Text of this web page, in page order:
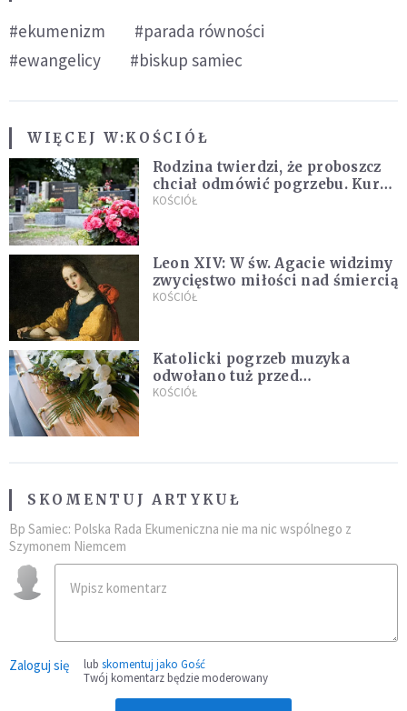
#ekumenizm
#parada równości
#ewangelicy
#biskup samiec
WIĘCEJ W:KOŚCIÓŁ
Rodzina twierdzi, że proboszcz
chciał odmówić pogrzebu. Kuria
zapowiada wyjaśnienia
KOŚCIÓŁ
Leon XIV: W św. Agacie widzimy
zwycięstwo miłości nad śmiercią
KOŚCIÓŁ
Katolicki pogrzeb muzyka
odwołano tuż przed
uroczystością. Powodem była
KOŚCIÓŁ
SKOMENTUJ ARTYKUŁ
Bp Samiec: Polska Rada Ekumeniczna nie ma nic wspólnego z
Szymonem Niemcem
Zaloguj się lub skomentuj jako Gość
Twój komentarz będzie moderowany